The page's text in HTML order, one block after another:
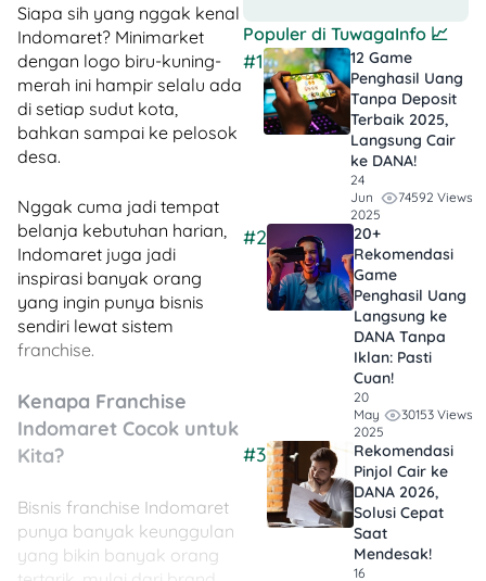
Siapa sih yang nggak kenal
Indomaret? Minimarket
dengan logo biru-kuning-
merah ini hampir selalu ada
di setiap sudut kota,
bahkan sampai ke pelosok
desa.
Nggak cuma jadi tempat
belanja kebutuhan harian,
Indomaret juga jadi
inspirasi banyak orang
yang ingin punya bisnis
sendiri lewat sistem
franchise.
Kenapa Franchise
Indomaret Cocok untuk
Kita?
Bisnis franchise Indomaret
punya banyak keunggulan
yang bikin banyak orang
Populer di TuwagaInfo 📈
#1
12 Game
Penghasil Uang
Tanpa Deposit
Terbaik 2025,
Langsung Cair
ke DANA!
24
Jun
2025
74592 Views
#2
20+
Rekomendasi
Game
Penghasil Uang
Langsung ke
DANA Tanpa
Iklan​: Pasti
Cuan!
20
May
2025
30153 Views
#3
Rekomendasi
Pinjol Cair ke
DANA 2026,
Solusi Cepat
Saat
Mendesak!
16